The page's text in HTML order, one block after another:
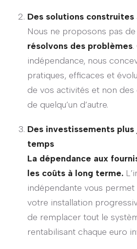
Des solutions construites
Nous ne proposons pas
résolvons des problèmes
indépendance, nous
pratiques, efficaces et
de vos activités et non
de quelqu’un d’autre.
Des investissements
temps
La dépendance aux
les coûts à long terme.
indépendante vous
votre installation
de remplacer tout le
rentabilisant chaque euro